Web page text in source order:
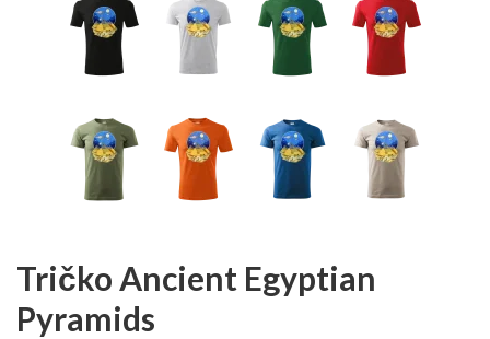
Tričko Ancient Egyptian
Pyramids